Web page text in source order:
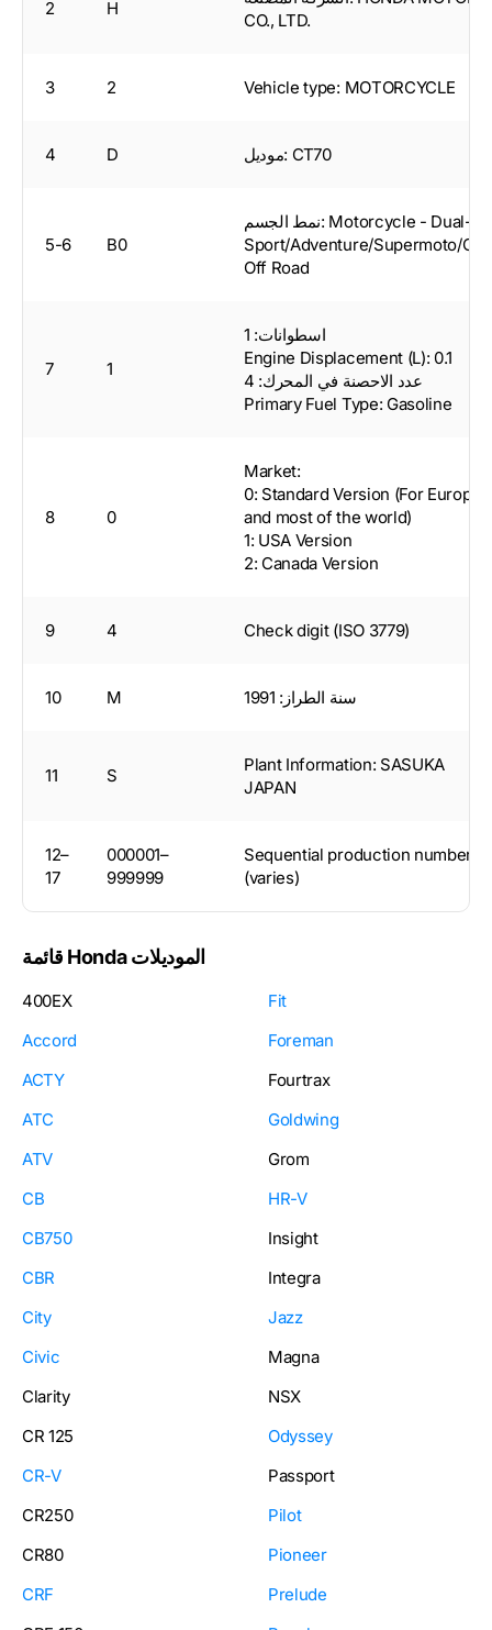
2 H
CO., LTD.
3 2 Vehicle type: MOTORCYCLE
4 D موديل: CT70
5-6 B0
نمط الجسم: Motorcycle - Dual-
Sport/Adventure/Supermoto/On-
Off Road
7 1
اسطوانات: 1
Engine Displacement (L): 0.1
عدد الاحصنة في المحرك: 4
Primary Fuel Type: Gasoline
8 0
Market:
0: Standard Version (For Europe
and most of the world)
1: USA Version
2: Canada Version
9 4 Check digit (ISO 3779)
10 M سنة الطراز: 1991
11 S
Plant Information: SASUKA
JAPAN
12–
17
000001–
999999
Sequential production number
(varies)
قائمة Honda الموديلات
400EX
Accord
ACTY
ATC
ATV
CB
CB750
CBR
City
Civic
Clarity
CR 125
CR-V
CR250
CR80
CRF
Fit
Foreman
Fourtrax
Goldwing
Grom
HR-V
Insight
Integra
Jazz
Magna
NSX
Odyssey
Passport
Pilot
Pioneer
Prelude